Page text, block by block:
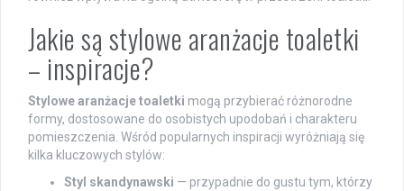
Jakie są stylowe aranżacje toaletki
– inspiracje?
Stylowe aranżacje toaletki mogą przybierać różnorodne
formy, dostosowane do osobistych upodobań i charakteru
pomieszczenia. Wśród popularnych inspiracji wyróżniają się
kilka kluczowych stylów:
Styl skandynawski — przypadnie do gustu tym, którzy